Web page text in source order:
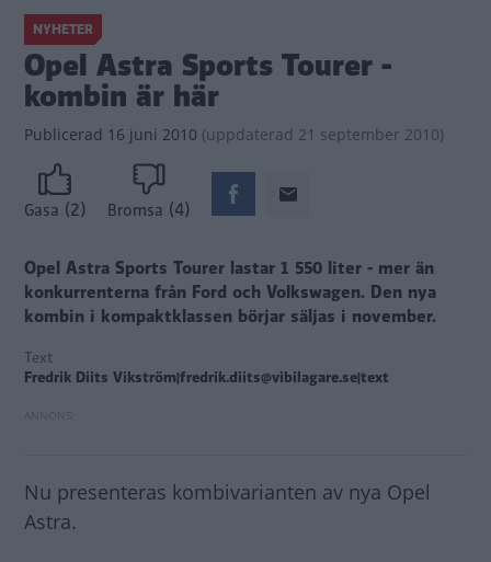
NYHETER
Opel Astra Sports Tourer -
kombin är här
Publicerad 16 juni 2010 (uppdaterad 21 september 2010)
Gasa (2) Bromsa (4)
Opel Astra Sports Tourer lastar 1 550 liter - mer än
konkurrenterna från Ford och Volkswagen. Den nya
kombin i kompaktklassen börjar säljas i november.
Text
Fredrik Diits Vikström|fredrik.diits@vibilagare.se|text
Nu presenteras kombivarianten av nya Opel
Astra.